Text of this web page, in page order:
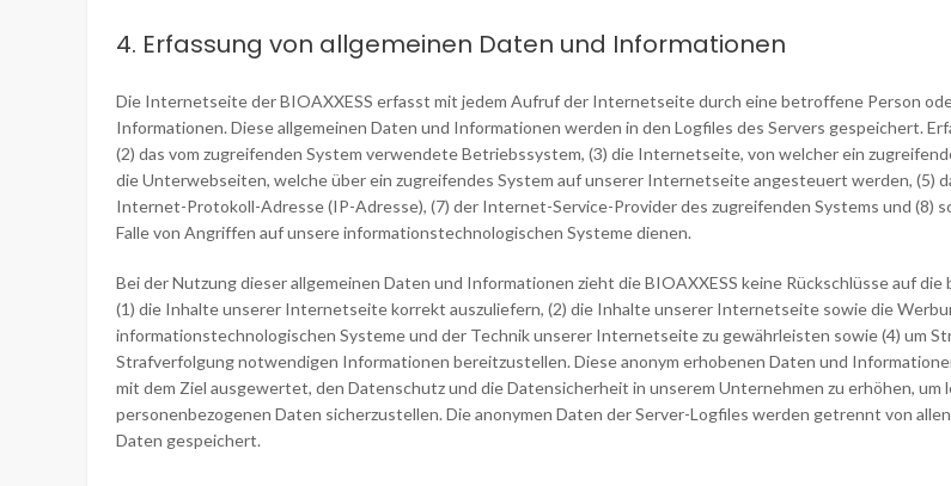
4. Erfassung von allgemeinen Daten und Informationen
Die Internetseite der BIOAXXESS erfasst mit jedem Aufruf der Internetseite durch eine betroffene Person
Informationen. Diese allgemeinen Daten und Informationen werden in den Logfiles des Servers gespeichert.
(2) das vom zugreifenden System verwendete Betriebssystem, (3) die Internetseite, von welcher ein
die Unterwebseiten, welche über ein zugreifendes System auf unserer Internetseite angesteuert werden, (5)
Internet-Protokoll-Adresse (IP-Adresse), (7) der Internet-Service-Provider des zugreifenden Systems und (8)
Falle von Angriffen auf unsere informationstechnologischen Systeme dienen.
Bei der Nutzung dieser allgemeinen Daten und Informationen zieht die BIOAXXESS keine Rückschlüsse auf
(1) die Inhalte unserer Internetseite korrekt auszuliefern, (2) die Inhalte unserer Internetseite sowie die
informationstechnologischen Systeme und der Technik unserer Internetseite zu gewährleisten sowie (4) um
Strafverfolgung notwendigen Informationen bereitzustellen. Diese anonym erhobenen Daten und
mit dem Ziel ausgewertet, den Datenschutz und die Datensicherheit in unserem Unternehmen zu erhöhen,
personenbezogenen Daten sicherzustellen. Die anonymen Daten der Server-Logfiles werden getrennt von
Daten gespeichert.